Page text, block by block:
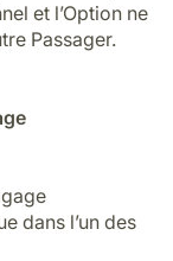
et l’Option ne
Passager.
dans l’un des